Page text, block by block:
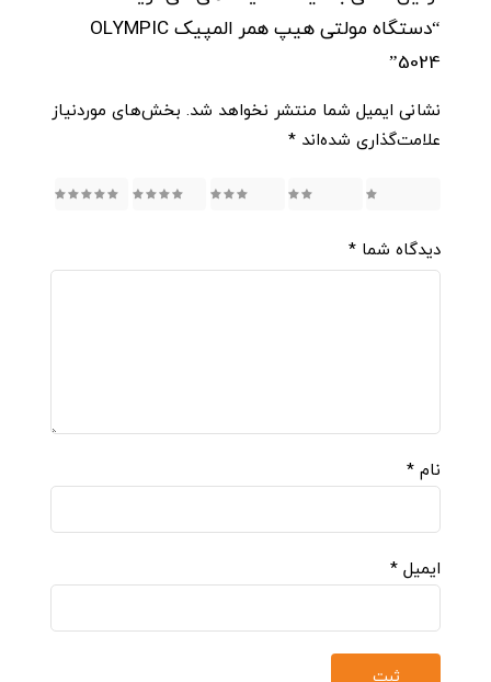
“دستگاه مولتی هیپ همر المپیک OLYMPIC
5024”
نشانی ایمیل شما منتشر نخواهد شد. بخش‌های موردنیاز
علامت‌گذاری شده‌اند *
5
دیدگاه شما *
نام *
ایمیل *